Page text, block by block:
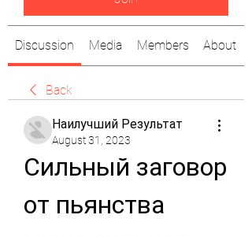
Discussion Media Members About
Back
Наилучший Результат
August 31, 2023
Сильный заговор
от пьянства